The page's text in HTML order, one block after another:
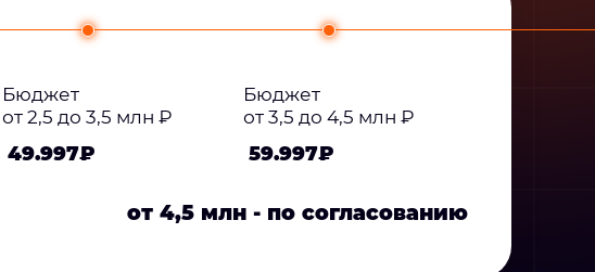
Бюджет
от 2,5 до 3,5 млн ₽
49.997₽
Бюджет
от 3,5 до 4,5 млн ₽
59.997₽
от 4,5 млн - по согласованию